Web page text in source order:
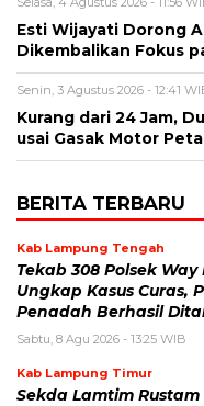
Esti Wijayati Dorong
Dikembalikan Fokus
Senin, 3 Agustus 2026 - 12:41
Kurang dari 24 Jam,
usai Gasak Motor
BERITA TERBARU
Kab Lampung Tengah
Tekab 308 Polsek
Ungkap Kasus Curas,
Penadah Berhasil
Sabtu, 8 Agu 2026 - 13:25 WIB
Kab Lampung Timur
Sekda Lamtim